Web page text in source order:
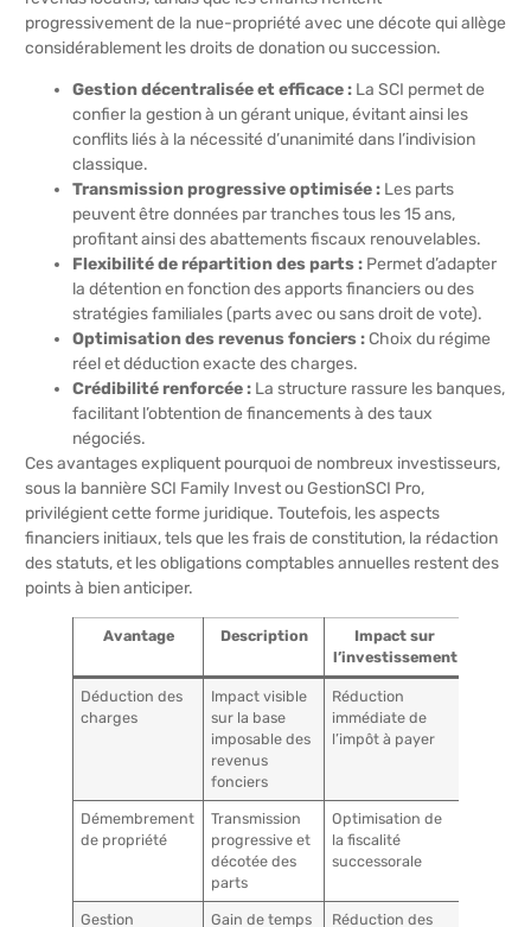
progressivement de la nue-propriété avec une décote qui allège
considérablement les droits de donation ou succession.
Gestion décentralisée et efficace : La SCI permet de
confier la gestion à un gérant unique, évitant ainsi les
conflits liés à la nécessité d’unanimité dans l’indivision
classique.
Transmission progressive optimisée : Les parts
peuvent être données par tranches tous les 15 ans,
profitant ainsi des abattements fiscaux renouvelables.
Flexibilité de répartition des parts : Permet d’adapter
la détention en fonction des apports financiers ou des
stratégies familiales (parts avec ou sans droit de vote).
Optimisation des revenus fonciers :Choix du régime
réel et déduction exacte des charges.
Crédibilité renforcée : La structure rassure les banques,
facilitant l’obtention de financements à des taux
négociés.
Ces avantages expliquent pourquoi de nombreux investisseurs,
sous la bannière SCI Family Invest ou GestionSCI Pro,
privilégient cette forme juridique. Toutefois, les aspects
financiers initiaux, tels que les frais de constitution, la rédaction
des statuts, et les obligations comptables annuelles restent des
points à bien anticiper.
Avantage Description
Impact sur
l’investissement
Déduction des
charges
Impact visible
sur la base
imposable des
revenus
fonciers
Réduction
immédiate de
l’impôt à payer
Démembrement
de propriété
Transmission
progressive et
décotée des
parts
Optimisation de
la fiscalité
successorale
Gestion
Gain de temps
Réduction des